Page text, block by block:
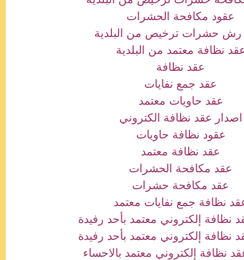
عقود مكافحة الحشرات
رش حشرات ترخيص من البلدية
عقد نظافة معتمد من البلدية
عقد نظافة
عقد جمع نفايات
عقد حاويات معتمد
اصدار عقد نظافة الكتروني
عقود نظافة حاويات
عقد نظافة معتمد
عقد مكافحة الحشرات
عقد مكافحة حشرات
نظافة جمع نفايات معتمد
نظافة إلكتروني معتمد بأحد رفيدة
نظافة إلكتروني معتمد بأحد رفيدة
نظافة إلكتروني معتمد بالاحساء